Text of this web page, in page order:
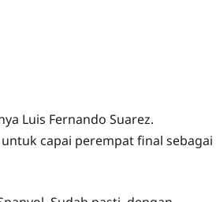
Luis Fernando Suarez.
capai perempat final sebagai